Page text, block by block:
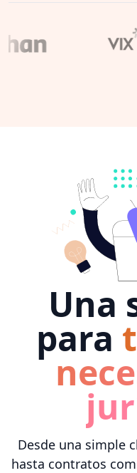
Una
para
Desde una simple
hasta contratos